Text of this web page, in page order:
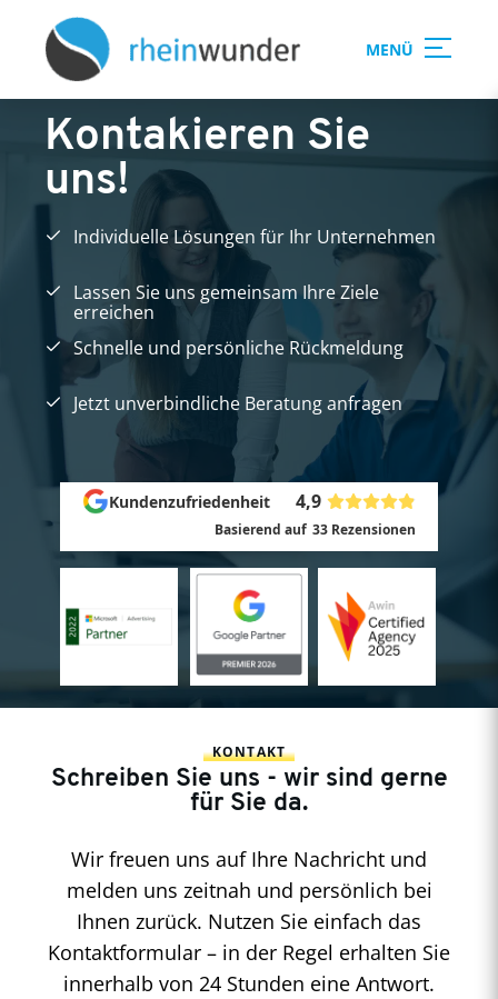
MENÜ
Kontakieren Sie
uns!
Individuelle Lösungen für Ihr Unternehmen
Lassen Sie uns gemeinsam Ihre Ziele
erreichen
Schnelle und persönliche Rückmeldung
Jetzt unverbindliche Beratung anfragen
Kundenzufriedenheit 4,9
Basierend auf 33 Rezensionen
KONTAKT
Schreiben Sie uns - wir sind gerne
für Sie da.
Wir freuen uns auf Ihre Nachricht und
melden uns zeitnah und persönlich bei
Ihnen zurück. Nutzen Sie einfach das
Kontaktformular – in der Regel erhalten Sie
innerhalb von 24 Stunden eine Antwort.